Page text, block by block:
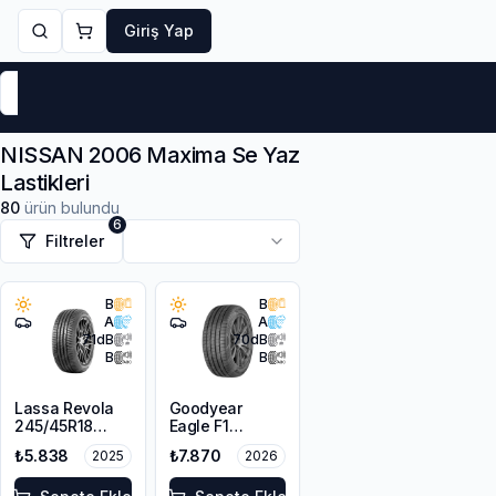
Giriş Yap
NISSAN 2006 Maxima Se Yaz
Lastikleri
80 ürün bulundu
Filtreler
6
B
A
71dB
B
Lassa Revola
245/45R18
₺5.838 2025
B
A
70dB
B
Goodyear
Eagle F1
Asymmetric 6
245/45R18
100Y XL FP
₺7.870 2026